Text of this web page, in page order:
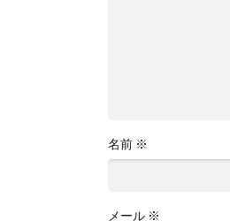
名前 ※
メール ※